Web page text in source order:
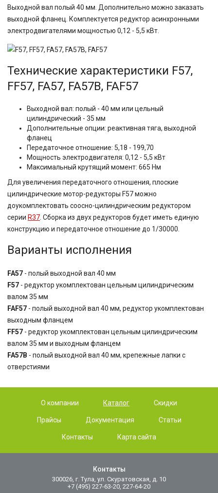
Выходной вал полый 40 мм. Дополнительно можно заказать
выходной фланец. Комплектуется редуктор асинхронными
электродвигателями мощностью 0,12 - 5,5 кВт.
Технические характеристики F57,
FF57, FA57, FA57B, FAF57
Выходной вал: полый - 40 мм или цельный
цилиндрический - 35 мм
Дополнительные опции: реактивная тяга, выходной
фланец
Передаточное отношение: 5,18 - 199,70
Мощность электродвигателя: 0,12 - 5,5 кВт
Максимальный крутящий момент: 665 Нм
Для увеличения передаточного отношения, плоские
цилиндрические мотор-редукторы F57 можно
доукомплектовать соосно-цилиндрическим редуктором
серии R37 . Сборка из двух редукторов будет иметь единую
конструкцию и передаточное отношение до 1/30000.
Варианты исполнения
FA57 - полый выходной вал 40 мм
F57 - редуктор укомплектован цельным цилиндрическим
валом 35 мм
FAF57 - полый выходной вал 40 мм, редуктор укомплектован
выходным фланцем
FF57 - редуктор укомплектован цельным цилиндрическим
валом 35 мм и выходным фланцем
FA57B - полый выходной вал 40 мм, крепежные лапки с
отверстиями
О компании Каталог Скидки
Прайсы Документация Статьи
Контакты Карта сайта
Контакты
300026, г. Тула, ул. Скуратовская, д. 10
+7 (495) 227-63-20, 227-64-20